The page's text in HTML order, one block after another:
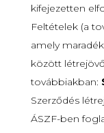
kifejezetten
Feltételek (a
amely
között
továbbiakban:
Szerződés
ÁSZF-ben